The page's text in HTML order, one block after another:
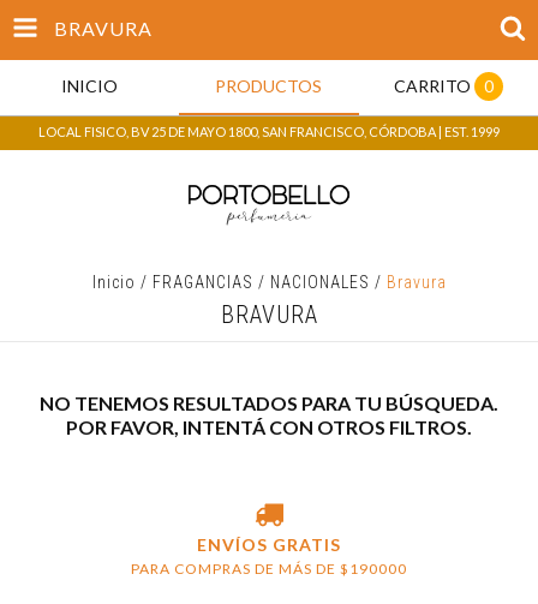
BRAVURA
INICIO PRODUCTOS CARRITO 0
LOCAL FISICO, BV 25 DE MAYO 1800, SAN FRANCISCO, CÓRDOBA | EST. 1999
Inicio / FRAGANCIAS / NACIONALES / Bravura
BRAVURA
NO TENEMOS RESULTADOS PARA TU BÚSQUEDA.
POR FAVOR, INTENTÁ CON OTROS FILTROS.
ENVÍOS GRATIS
PARA COMPRAS DE MÁS DE $190000